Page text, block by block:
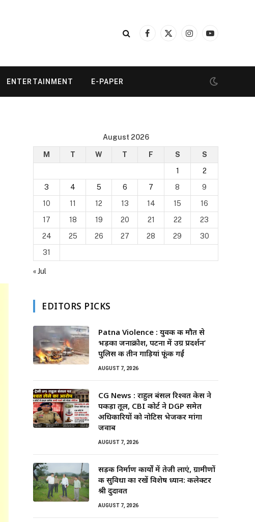
Facebook
X
InstagramYouTube
ENTERTAINMENT E-PAPER
August 2026
M T W T F S
S
1
2
3
4 5 6 7 8
9
10
11 12 13 14 15
16
17
18 19 20 21 22
23
24
25 26 27 28 29
30
31
« Jul
EDITORS PICKS
Patna Violence : युवक की मौत से
भड़का जनाक्रोश, पटना में उग्र प्रदर्शन’
पुलिस की तीन गाड़ियां फूंकी गईं
AUGUST 7, 2026
CG News : राहुल बंसल रिश्वत केस ने
पकड़ा तूल, CBI कोर्ट ने DGP समेत
अधिकारियों को नोटिस भेजकर मांगा
जवाब
AUGUST 7, 2026
सड़क निर्माण कार्यों में तेजी लाएं, ग्रामीणों
की सुविधा का रखें विशेष ध्यान: कलेक्टर
श्री दुदावत
AUGUST 7, 2026